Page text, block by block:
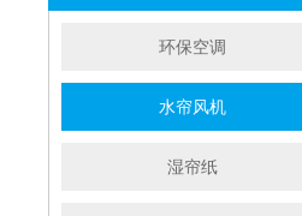
环保空调
水帘风机
湿帘纸